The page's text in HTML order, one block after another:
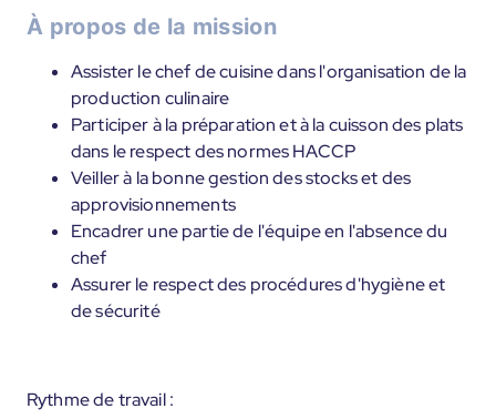
À propos de la mission
Assister le chef de cuisine dans l'organisation de la
production culinaire
Participer à la préparation et à la cuisson des plats
dans le respect des normes HACCP
Veiller à la bonne gestion des stocks et des
approvisionnements
Encadrer une partie de l'équipe en l'absence du
chef
Assurer le respect des procédures d'hygiène et
de sécurité
Rythme de travail :